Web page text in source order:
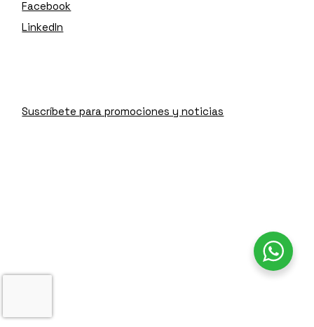
Facebook
LinkedIn
Suscríbete para promociones y noticias